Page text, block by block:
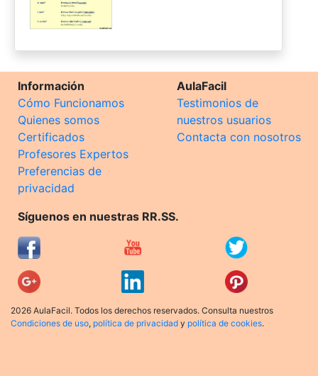
Información
Cómo Funcionamos
Quienes somos
Certificados
Profesores Expertos
Preferencias de
privacidad
AulaFacil
Testimonios de
nuestros usuarios
Contacta con nosotros
Síguenos en nuestras RR.SS.
2026 AulaFacil. Todos los derechos reservados. Consulta nuestros
Condiciones de uso, política de privacidad y política de cookies.